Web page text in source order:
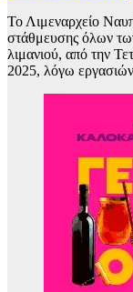
Το Λιμεναρχείο
στάθμευσης όλων
λιμανιού, από την
2025, λόγω